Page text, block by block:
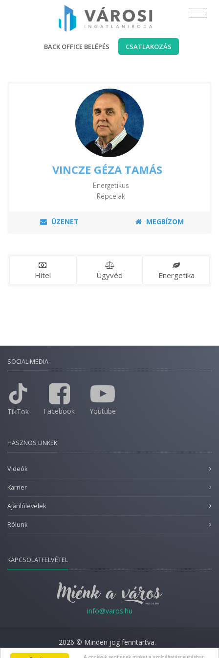
BACK OFFICE BELÉPÉS CSATLAKOZÁS
VINCZE GÉZA TAMÁS
Energetikus
Répcelak
ÜZENET MEGBÍZOM
Hitel Ügyvéd Energetika
SOCIAL MEDIA
TikTok Facebook Youtube
HASZNOS LINKEK
Videók
Karrier
Ajánlólevelek
Rólunk
KAPCSOLATFELVÉTEL
info@varos.hu
2026 © Minden jog fenntartva.